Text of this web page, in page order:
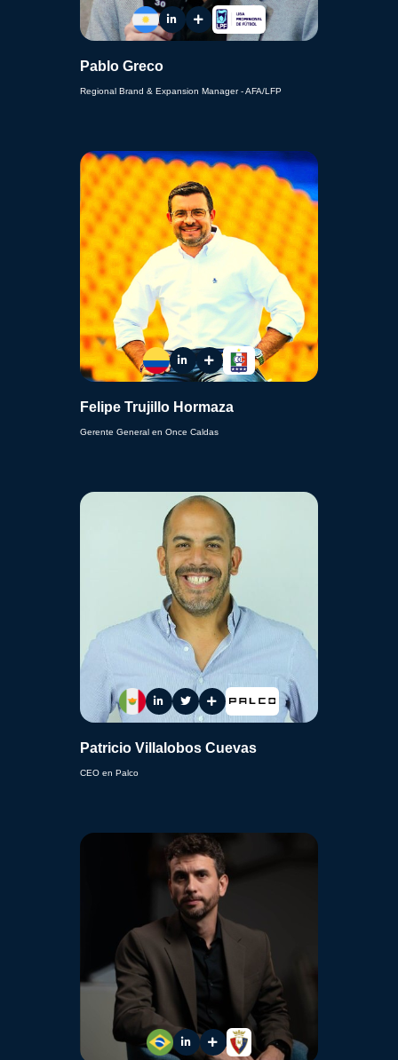
Pablo Greco
Regional Brand & Expansion Manager - AFA/LFP
Felipe Trujillo Hormaza
Gerente General en Once Caldas
Patricio Villalobos Cuevas
CEO en Palco